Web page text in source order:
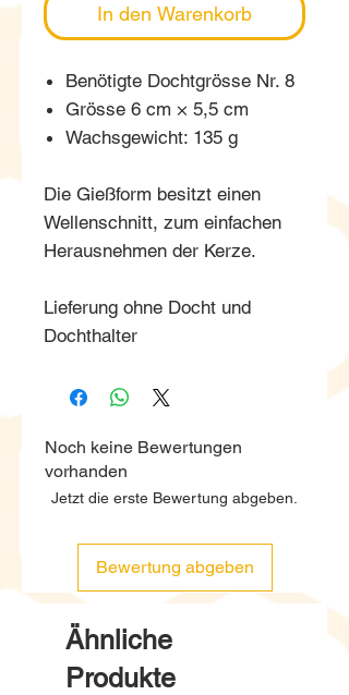
In den Warenkorb
Benötigte Dochtgrösse Nr. 8
Grösse 6 cm × 5,5 cm
Wachsgewicht: 135 g
Die Gießform besitzt einen
Wellenschnitt, zum einfachen
Herausnehmen der Kerze.
Lieferung ohne Docht und
Dochthalter
Noch keine Bewertungen
vorhanden
Jetzt die erste Bewertung abgeben.
Bewertung abgeben
Ähnliche
Produkte